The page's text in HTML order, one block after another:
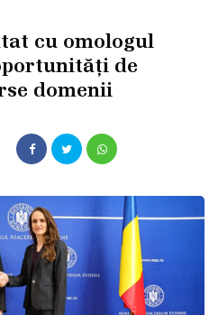
cu omologul
de
domenii